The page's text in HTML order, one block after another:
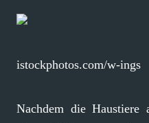
istockphotos.com/w-ings
Nachdem die Haustiere